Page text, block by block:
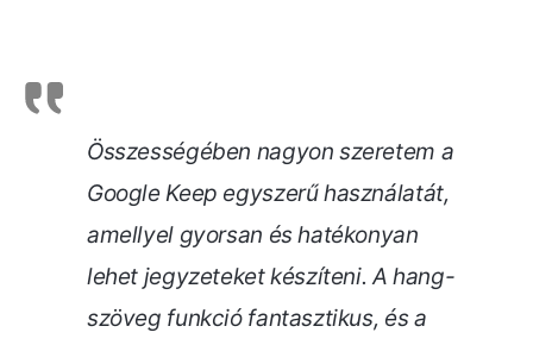
Összességében nagyon szeretem a
Google Keep egyszerű használatát,
amellyel gyorsan és hatékonyan
lehet jegyzeteket készíteni. A hang-
szöveg funkció fantasztikus, és a